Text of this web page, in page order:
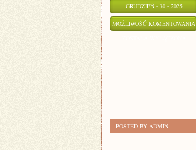
GRUDZIEŃ - 30 - 2025
MOŻLIWOŚĆ KOMENTOWANIA
POSTED BY ADMIN